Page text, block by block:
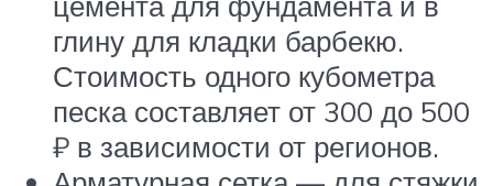
глину для кладки барбекю.
Стоимость одного кубометра
песка составляет от 300 до 500
₽ в зависимости от регионов.